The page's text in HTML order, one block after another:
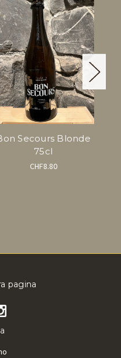
Secours Blonde
75cl
CHF8.80
pagina